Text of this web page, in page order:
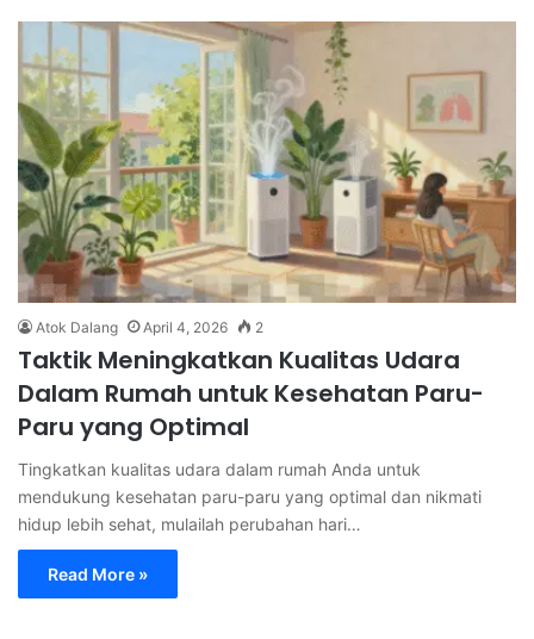
Atok Dalang April 4, 2026 2
Taktik Meningkatkan Kualitas Udara
Dalam Rumah untuk Kesehatan Paru-
Paru yang Optimal
Tingkatkan kualitas udara dalam rumah Anda untuk
mendukung kesehatan paru-paru yang optimal dan nikmati
hidup lebih sehat, mulailah perubahan hari…
Read More »